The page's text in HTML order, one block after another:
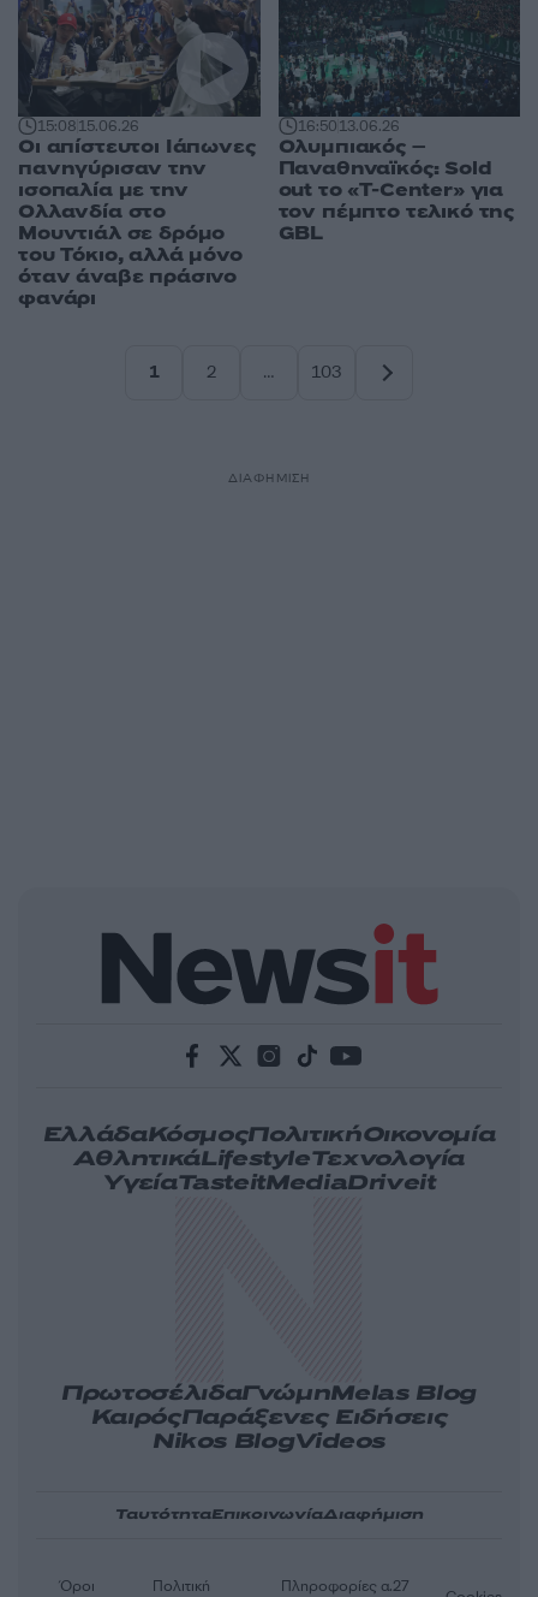
15:0815.06.26
Οι απίστευτοι Ιάπωνες
πανηγύρισαν την
ισοπαλία με την
Ολλανδία στο
Μουντιάλ σε δρόμο
του Τόκιο, αλλά μόνο
όταν άναβε πράσινο
φανάρι
16:5013.06.26
Ολυμπιακός –
Παναθηναϊκός: Sold
out το «T-Center» για
τον πέμπτο τελικό της
GBL
1
2
…
103
ΔΙΑΦΗΜΙΣΗ
ΕλλάδαΚόσμοςΠολιτικήΟικονομία
ΑθλητικάLifestyleΤεχνολογία
ΥγείαTasteitMediaDriveit
ΠρωτοσέλιδαΓνώμηMelas Blog
ΚαιρόςΠαράξενες Ειδήσεις
Nikos BlogVideos
ΤαυτότηταΕπικοινωνίαΔιαφήμιση
Όροι Πολιτική Πληροφορίες α.27